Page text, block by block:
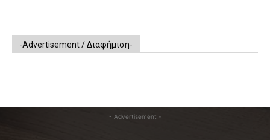
-Advertisement / Διαφήμιση-
- Advertisement -